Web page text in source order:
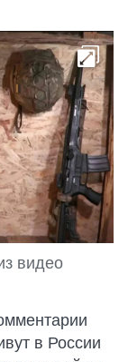
видео
в России